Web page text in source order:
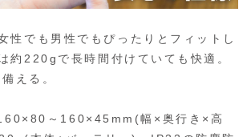
性でも男性でもぴったりとフィットし
約220gで長時間付けていても快適。
える。
～160×45mm(幅×奥行き×高